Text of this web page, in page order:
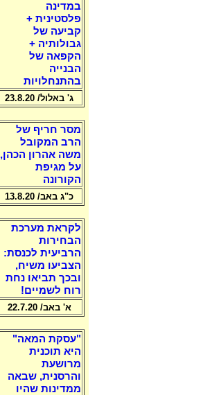
במדינה
פלסטינית +
קביעה של
גבולותיה +
הקפאה של
הבנייה
בהתנחלויות
ג' באלול/ 23.8.20
מסר חריף של
הרב המקובל
משה אהרון הכהן,
על מגיפת
הקורונה
כ"ג באב/ 13.8.20
לקראת מערכת
הבחירות
הרביעית לכנסת:
הצביעו משיח,
ובכך תביאו נחת
רוח לשמיים!
א' באב/ 22.7.20
"עסקת המאה"
היא תוכנית
מרושעת
והרסנית, שבאה
ממדינות שהיו